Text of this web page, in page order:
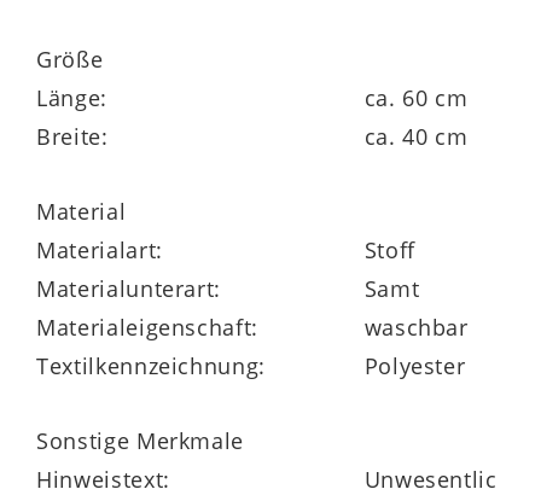
bestellbar
Größe
Länge:
ca. 60 cm
Breite:
ca. 40 cm
Material
Materialart:
Stoff
Materialunterart:
Samt
Materialeigenschaft:
waschbar
Textilkennzeichnung:
Polyester
Sonstige Merkmale
Hinweistext:
Unwesentlic